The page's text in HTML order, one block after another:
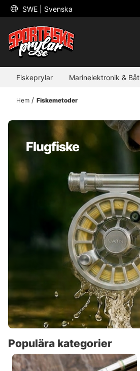
SWE | Svenska
Fiskeprylar Marinelektronik & Båt
Hem Fiskemetoder
Flugfiske
Populära kategorier